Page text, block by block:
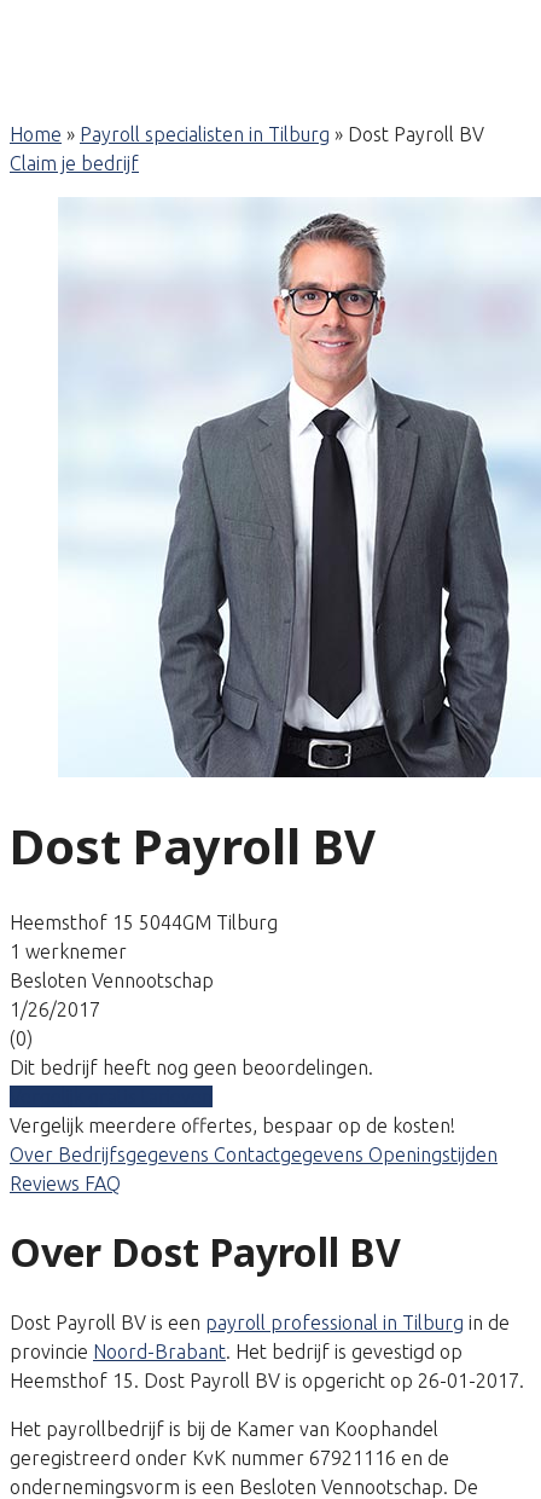
Home » Payroll specialisten in Tilburg » Dost Payroll BV
Claim je bedrijf
Dost Payroll BV
Heemsthof 15 5044GM Tilburg
1 werknemer
Besloten Vennootschap
1/26/2017
(0)
Dit bedrijf heeft nog geen beoordelingen.
Vergelijk meerdere offertes, bespaar op de kosten!
Over Bedrijfsgegevens Contactgegevens Openingstijden
Reviews FAQ
Over Dost Payroll BV
Dost Payroll BV is een payroll professional in Tilburg in de
provincie Noord-Brabant. Het bedrijf is gevestigd op
Heemsthof 15. Dost Payroll BV is opgericht op 26-01-2017.
Het payrollbedrijf is bij de Kamer van Koophandel
geregistreerd onder KvK nummer 67921116 en de
ondernemingsvorm is een Besloten Vennootschap. De